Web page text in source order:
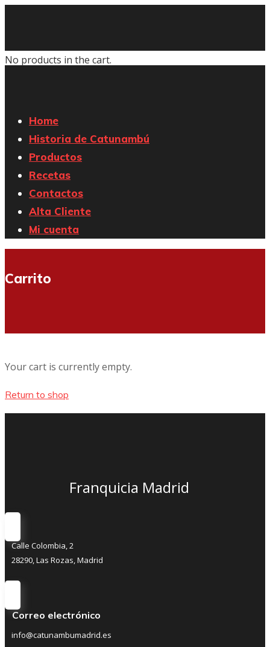
No products in the cart.
Home
Historia de Catunambú
Productos
Recetas
Contactos
Alta Cliente
Mi cuenta
Carrito
Your cart is currently empty.
Return to shop
Franquicia Madrid
Calle Colombia, 2
28290, Las Rozas, Madrid
Correo electrónico
info@catunambumadrid.es